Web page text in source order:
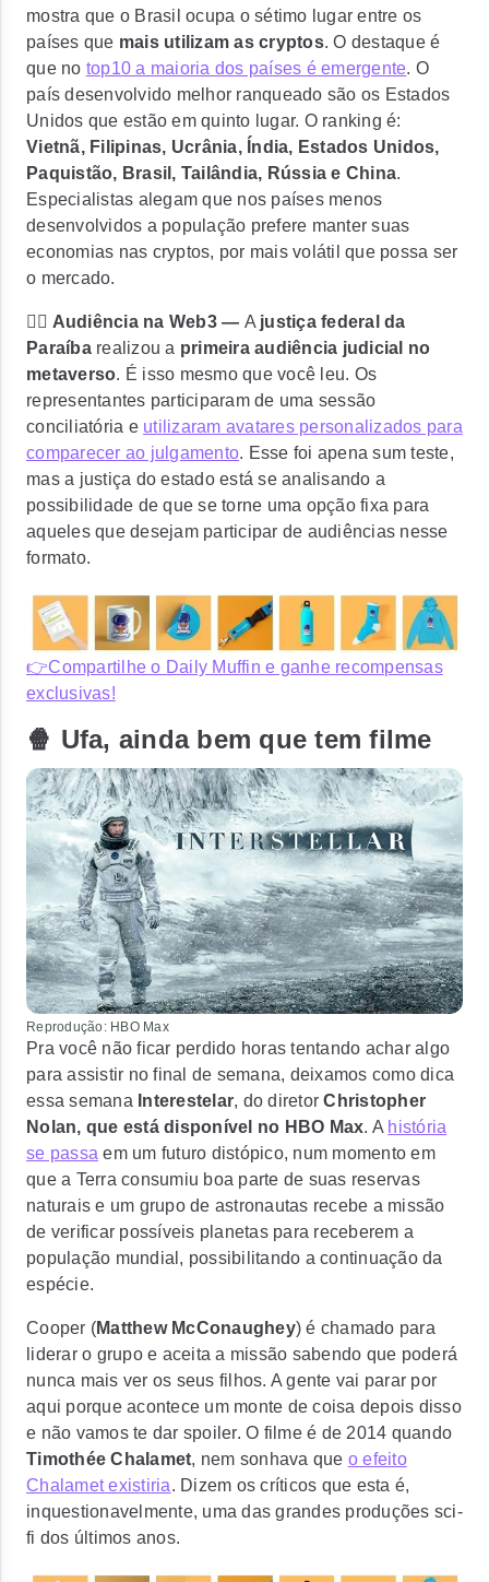
mostra que o Brasil ocupa o sétimo lugar entre os
países que mais utilizam as cryptos. O destaque é
que no top10 a maioria dos países é emergente. O
país desenvolvido melhor ranqueado são os Estados
Unidos que estão em quinto lugar. O ranking é:
Vietnã, Filipinas, Ucrânia, Índia, Estados Unidos,
Paquistão, Brasil, Tailândia, Rússia e China.
Especialistas alegam que nos países menos
desenvolvidos a população prefere manter suas
economias nas cryptos, por mais volátil que possa ser
o mercado.
🧑‍⚖️ Audiência na Web3 — A justiça federal da
Paraíbarealizou a primeira audiência judicial no
metaverso. É isso mesmo que você leu. Os
representantes participaram de uma sessão
conciliatória e utilizaram avatares personalizados para
comparecer ao julgamento. Esse foi apena sum teste,
mas a justiça do estado está se analisando a
possibilidade de que se torne uma opção fixa para
aqueles que desejam participar de audiências nesse
formato.
👉Compartilhe o Daily Muffin e ganhe recompensas
exclusivas!
🍿 Ufa, ainda bem que tem filme
Reprodução: HBO Max
Pra você não ficar perdido horas tentando achar algo
para assistir no final de semana, deixamos como dica
essa semana Interestelar, do diretorChristopher
Nolan, que está disponível no HBO Max. A história
se passa em um futuro distópico, num momento em
que a Terra consumiu boa parte de suas reservas
naturais e um grupo de astronautas recebe a missão
de verificar possíveis planetas para receberem a
população mundial, possibilitando a continuação da
espécie.
Cooper (Matthew McConaughey) é chamado para
liderar o grupo e aceita a missão sabendo que poderá
nunca mais ver os seus filhos. A gente vai parar por
aqui porque acontece um monte de coisa depois disso
e não vamos te dar spoiler. O filme é de 2014 quando
Timothée Chalamet, nem sonhava que o efeito
Chalamet existiria. Dizem os críticos que esta é,
inquestionavelmente, uma das grandes produções sci-
fi dos últimos anos.